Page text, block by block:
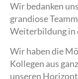
Wir bedanken
grandiose
Weiterbildung in
Wir haben die
Kollegen aus
unseren